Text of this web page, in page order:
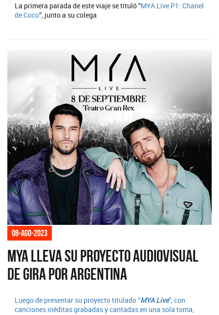
La primera parada de este viaje se tituló “MYA Live P1: Chanel
de Coco”, junto a su colega
08-ago-2023
MYA lleva su proyecto audiovisual
de gira por Argentina
Luego de presentar su proyecto titulado “MYA Live”, con
canciones inéditas grabadas y cantadas en una sola toma,